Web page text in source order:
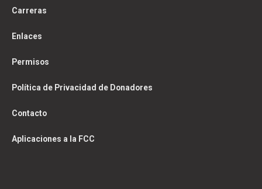
Carreras
Enlaces
Permisos
Política de Privacidad de Donadores
Contacto
Aplicaciones a la FCC